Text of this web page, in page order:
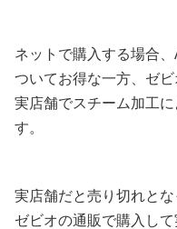
ネットで購入する場合
ついてお得な一方、ゼ
実店舗でスチーム加工
す。
実店舗だと売り切れと
ゼビオの通販で購入し